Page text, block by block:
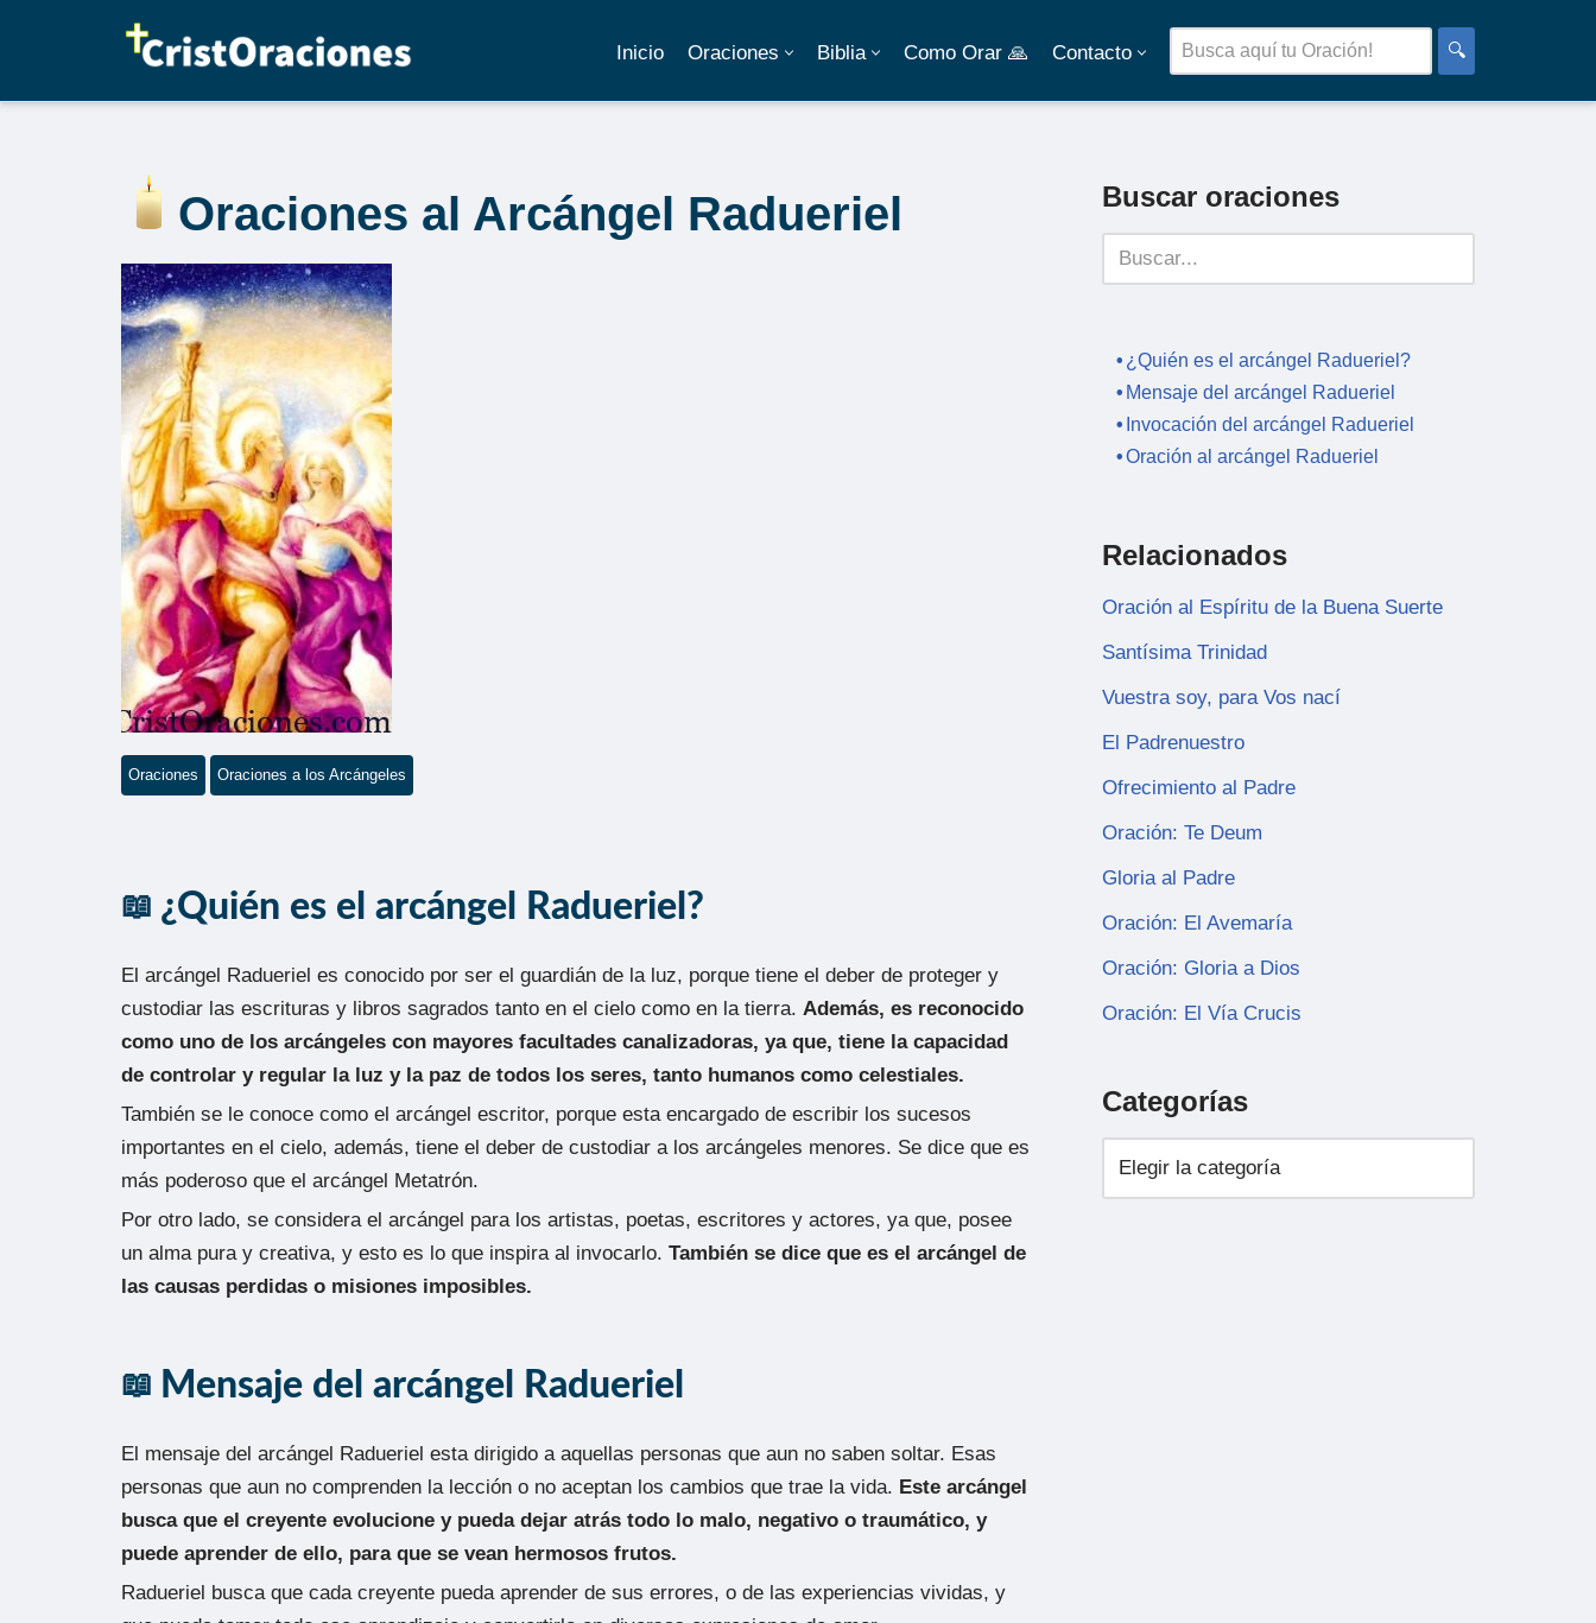
al
Inicio Oraciones Biblia Como Orar 🙏 Contacto 🔍
Oraciones al Arcángel Radueriel
Oraciones Oraciones a los Arcángeles
¿Quién es el arcángel Radueriel?
El arcángel Radueriel es conocido por ser el guardián de la luz, porque tiene el deber de proteger y
custodiar las escrituras y libros sagrados tanto en el cielo como en la tierra. Además, es reconocido
como uno de los arcángeles con mayores facultades canalizadoras, ya que, tiene la capacidad
de controlar y regular la luz y la paz de todos los seres, tanto humanos como celestiales.
También se le conoce como el arcángel escritor, porque esta encargado de escribir los sucesos
importantes en el cielo, además, tiene el deber de custodiar a los arcángeles menores. Se dice que es
más poderoso que el arcángel Metatrón.
Por otro lado, se considera el arcángel para los artistas, poetas, escritores y actores, ya que, posee
un alma pura y creativa, y esto es lo que inspira al invocarlo. También se dice que es el arcángel de
las causas perdidas o misiones imposibles.
Mensaje del arcángel Radueriel
El mensaje del arcángel Radueriel esta dirigido a aquellas personas que aun no saben soltar. Esas
personas que aun no comprenden la lección o no aceptan los cambios que trae la vida. Este arcángel
busca que el creyente evolucione y pueda dejar atrás todo lo malo, negativo o traumático, y
puede aprender de ello, para que se vean hermosos frutos.
Radueriel busca que cada creyente pueda aprender de sus errores, o de las experiencias vividas, y
Buscar oraciones
¿Quién es el arcángel Radueriel?
Mensaje del arcángel Radueriel
Invocación del arcángel Radueriel
Oración al arcángel Radueriel
Relacionados
Oración al Espíritu de la Buena Suerte
Santísima Trinidad
Vuestra soy, para Vos nací
El Padrenuestro
Ofrecimiento al Padre
Oración: Te Deum
Gloria al Padre
Oración: El Avemaría
Oración: Gloria a Dios
Oración: El Vía Crucis
Categorías